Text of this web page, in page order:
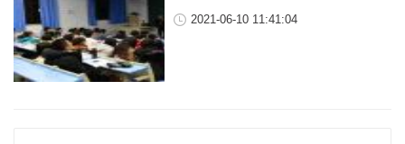
2021-06-10 11:41:04